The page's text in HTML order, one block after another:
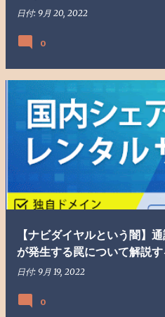
日付: 9月 20, 2022
0
【ナビダイヤルという闇】
が発生する罠について解説す
日付: 9月 19, 2022
0